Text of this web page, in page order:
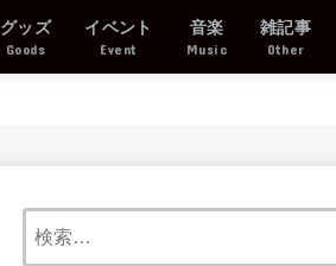
グッズ
Goods
イベント
Event
音楽
Music
雑記事
Other